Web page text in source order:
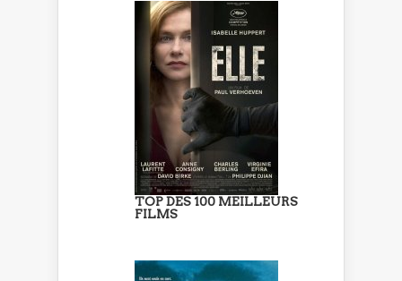
TOP DES 100 MEILLEURS
FILMS